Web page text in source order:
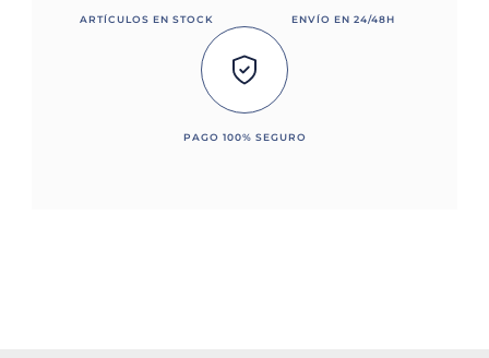
ARTÍCULOS EN STOCK ENVÍO EN 24/48H
PAGO 100% SEGURO